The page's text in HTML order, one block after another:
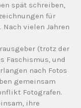
spät schreiben,
für
Nach vielen Jahren
(trotz der
Faschismus, und
nach Fotos
gemeinsam
Fotografen.
ihre